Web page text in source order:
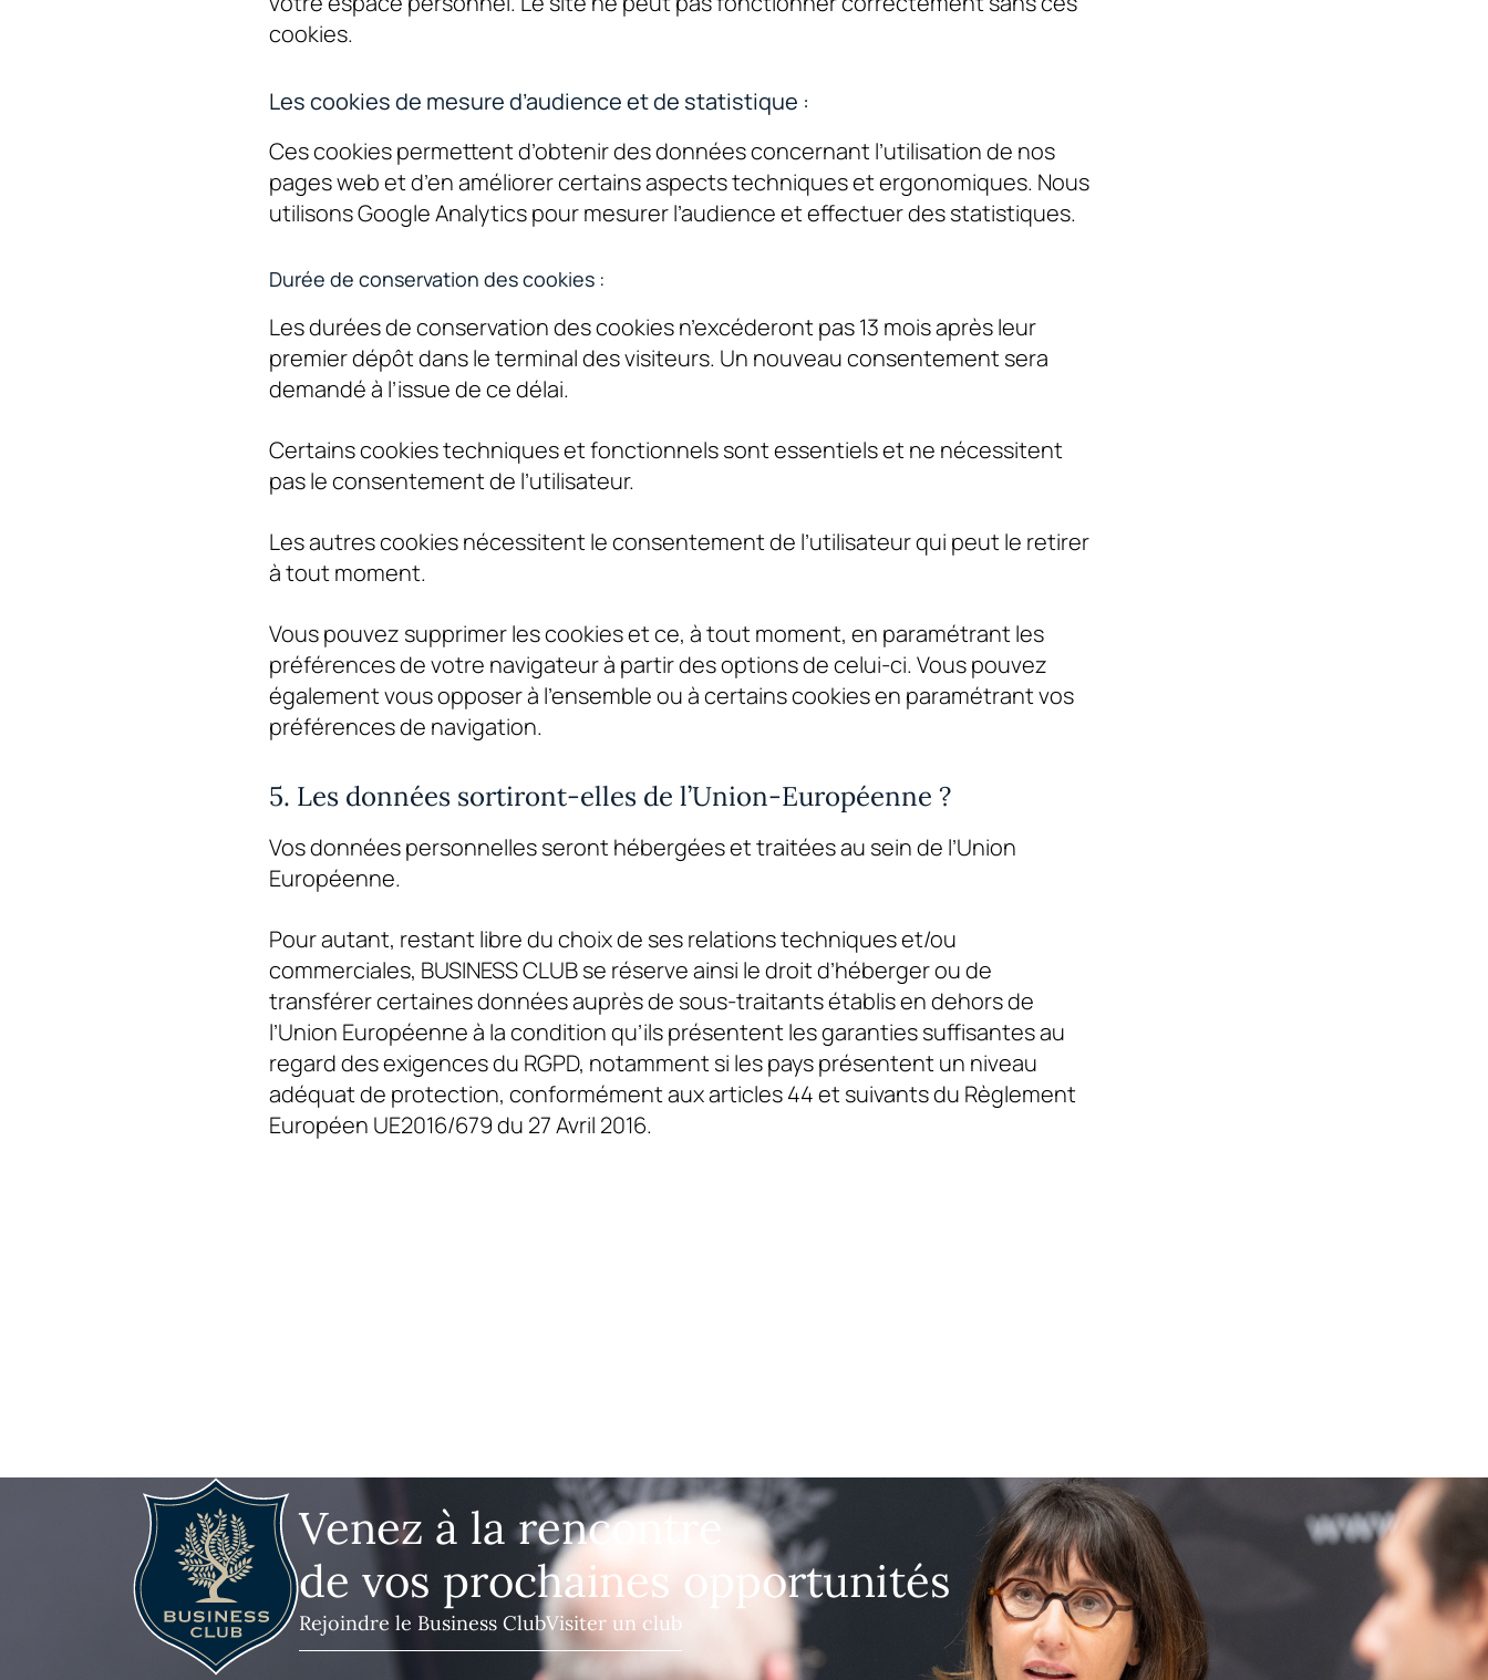
cookies.
Les cookies de mesure d’audience et de statistique :
Ces cookies permettent d’obtenir des données concernant l’utilisation de nos
pages web et d’en améliorer certains aspects techniques et ergonomiques. Nous
utilisons Google Analytics pour mesurer l’audience et effectuer des statistiques.
Durée de conservation des cookies :
Les durées de conservation des cookies n’excéderont pas 13 mois après leur
premier dépôt dans le terminal des visiteurs. Un nouveau consentement sera
demandé à l’issue de ce délai.
Certains cookies techniques et fonctionnels sont essentiels et ne nécessitent
pas le consentement de l’utilisateur.
Les autres cookies nécessitent le consentement de l’utilisateur qui peut le retirer
à tout moment.
Vous pouvez supprimer les cookies et ce, à tout moment, en paramétrant les
préférences de votre navigateur à partir des options de celui-ci. Vous pouvez
également vous opposer à l’ensemble ou à certains cookies en paramétrant vos
préférences de navigation.
5. Les données sortiront-elles de l’Union-Européenne ?
Vos données personnelles seront hébergées et traitées au sein de l’Union
Européenne.
Pour autant, restant libre du choix de ses relations techniques et/ou
commerciales, BUSINESS CLUBse réserve ainsi le droit d’héberger ou de
transférer certaines données auprès de sous-traitants établis en dehors de
l’Union Européenne à la condition qu’ils présentent les garanties suffisantes au
regard des exigences du RGPD, notamment si les pays présentent un niveau
adéquat de protection, conformément aux articles 44 et suivants du Règlement
Européen UE2016/679 du 27 Avril 2016.
Venez à la rencontre
de vos prochaines opportunités
Rejoindre le Business ClubVisiter un club